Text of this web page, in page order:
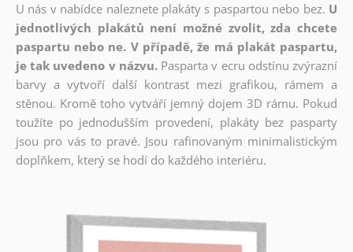
U nás v nabídce naleznete plakáty s paspartou nebo bez. U
jednotlivých plakátů není možné zvolit, zda chcete
paspartu nebo ne. V případě, že má plakát paspartu,
je tak uvedeno v názvu. Pasparta v ecru odstínu zvýrazní
barvy a vytvoří další kontrast mezi grafikou, rámem a
stěnou. Kromě toho vytváří jemný dojem 3D rámu. Pokud
toužíte po jednodušším provedení, plakáty bez pasparty
jsou pro vás to pravé. Jsou rafinovaným minimalistickým
doplňkem, který se hodí do každého interiéru.